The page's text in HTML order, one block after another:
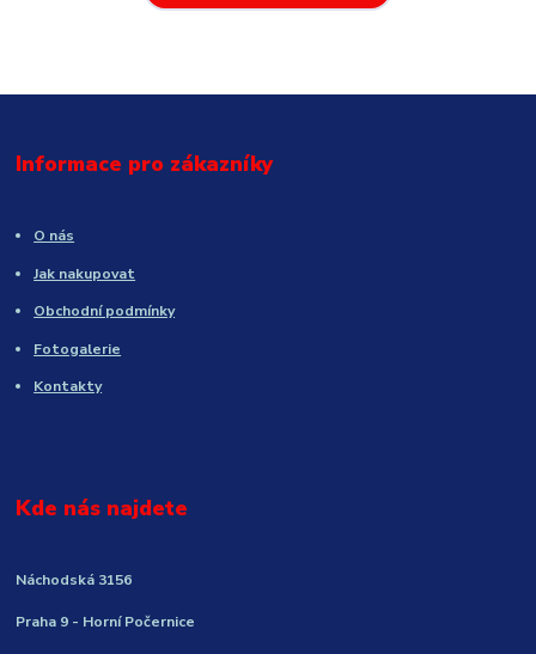
Informace pro zákazníky
O nás
Jak nakupovat
Obchodní podmínky
Fotogalerie
Kontakty
Kde nás najdete
Náchodská 3156
Praha 9 - Horní Počernice